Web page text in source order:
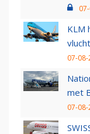
KLM
07-
met
07-